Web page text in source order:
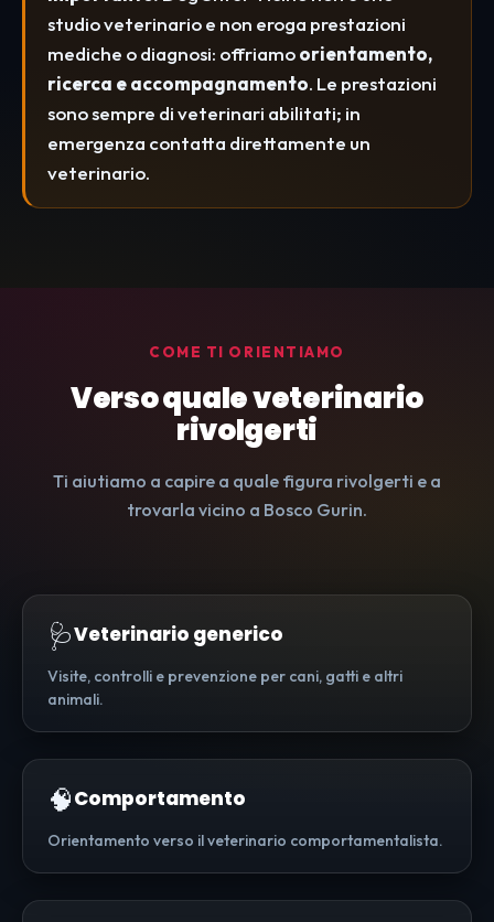
studio veterinario e non eroga prestazioni
mediche o diagnosi: offriamoorientamento,
ricerca e accompagnamento. Le prestazioni
sono sempre di veterinari abilitati; in
emergenza contatta direttamente un
veterinario.
COME TI ORIENTIAMO
Verso quale veterinario
rivolgerti
Ti aiutiamo a capire a quale figura rivolgerti e a
trovarla vicino a Bosco Gurin.
🩺Veterinario generico
Visite, controlli e prevenzione per cani, gatti e altri
animali.
🧠Comportamento
Orientamento verso il veterinario comportamentalista.